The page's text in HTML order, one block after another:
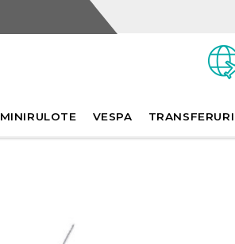
MINIRULOTE VESPA TRANSFERURI